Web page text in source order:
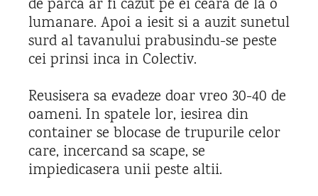
de parca ar fi cazut pe ei ceara de la o
lumanare. Apoi a iesit si a auzit sunetul
surd al tavanului prabusindu-se peste
cei prinsi inca in Colectiv.
Reusisera sa evadeze doar vreo 30-40 de
oameni. In spatele lor, iesirea din
container se blocase de trupurile celor
care, incercand sa scape, se
impiedicasera unii peste altii.